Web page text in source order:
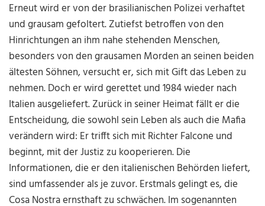
Erneut wird er von der brasilianischen Polizei verhaftet
und grausam gefoltert. Zutiefst betroffen von den
Hinrichtungen an ihm nahe stehenden Menschen,
besonders von den grausamen Morden an seinen beiden
ältesten Söhnen, versucht er, sich mit Gift das Leben zu
nehmen. Doch er wird gerettet und 1984 wieder nach
Italien ausgeliefert. Zurück in seiner Heimat fällt er die
Entscheidung, die sowohl sein Leben als auch die Mafia
verändern wird: Er trifft sich mit Richter Falcone und
beginnt, mit der Justiz zu kooperieren. Die
Informationen, die er den italienischen Behörden liefert,
sind umfassender als je zuvor. Erstmals gelingt es, die
Cosa Nostra ernsthaft zu schwächen. Im sogenannten